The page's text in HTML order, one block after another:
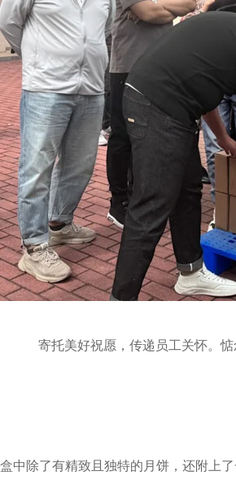
寄托美好祝愿，传递员工关怀。
中除了有精致且独特的月饼，还附上